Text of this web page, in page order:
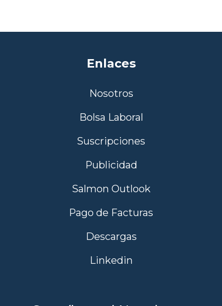
Enlaces
Nosotros
Bolsa Laboral
Suscripciones
Publicidad
Salmon Outlook
Pago de Facturas
Descargas
Linkedin